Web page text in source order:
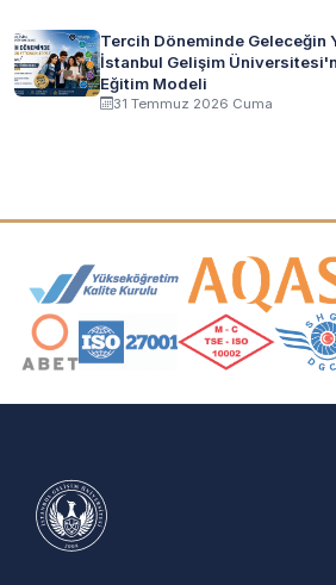
Tercih Döneminde Geleceğin
İstanbul Gelişim
Eğitim Modeli
31 Temmuz 2026 Cuma
Akreditasyon ve